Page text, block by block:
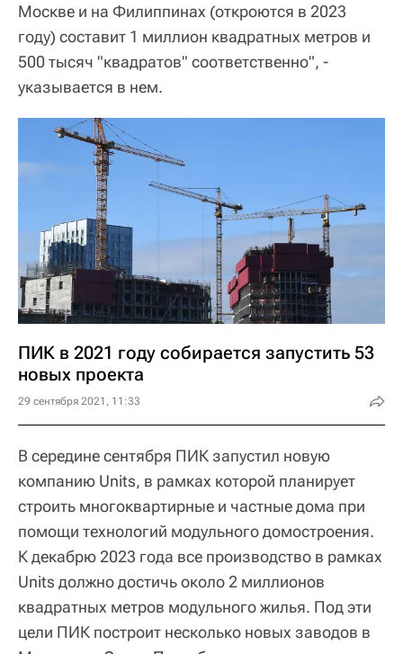
Москве и на Филиппинах (откроются в 2023
году) составит 1 миллион квадратных метров и
500 тысяч "квадратов" соответственно", -
указывается в нем.
ПИК в 2021 году собирается запустить 53
новых проекта
29 сентября 2021, 11:33
В середине сентября ПИК запустил новую
компанию Units, в рамках которой планирует
строить многоквартирные и частные дома при
помощи технологий модульного домостроения.
К декабрю 2023 года все производство в рамках
Units должно достичь около 2 миллионов
квадратных метров модульного жилья. Под эти
цели ПИК построит несколько новых заводов в